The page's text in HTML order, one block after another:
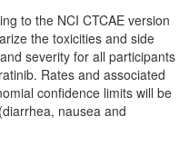
to the NCI CTCAE version
the toxicities and side
severity for all participants
Rates and associated
confidence limits will be
nausea and